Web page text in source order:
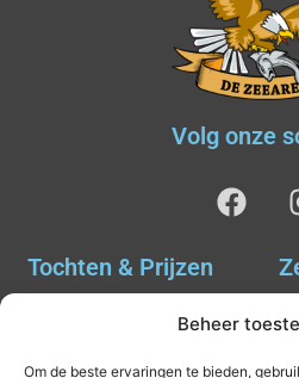
Beheer
Om de beste ervaringen te bieden,
Volg onze
Tochten & Prijzen